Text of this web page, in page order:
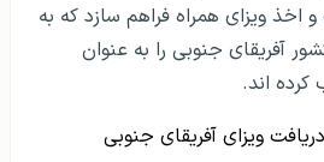
اخذ ویزای همراه فراهم سازد که به
آفریقای جنوبی را به عنوان
اند.
ویزای آفریقای جنوبی